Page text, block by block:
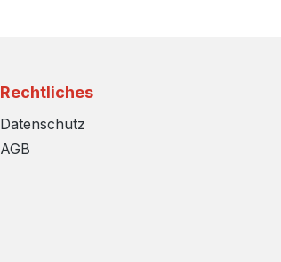
Rechtliches
Datenschutz
AGB